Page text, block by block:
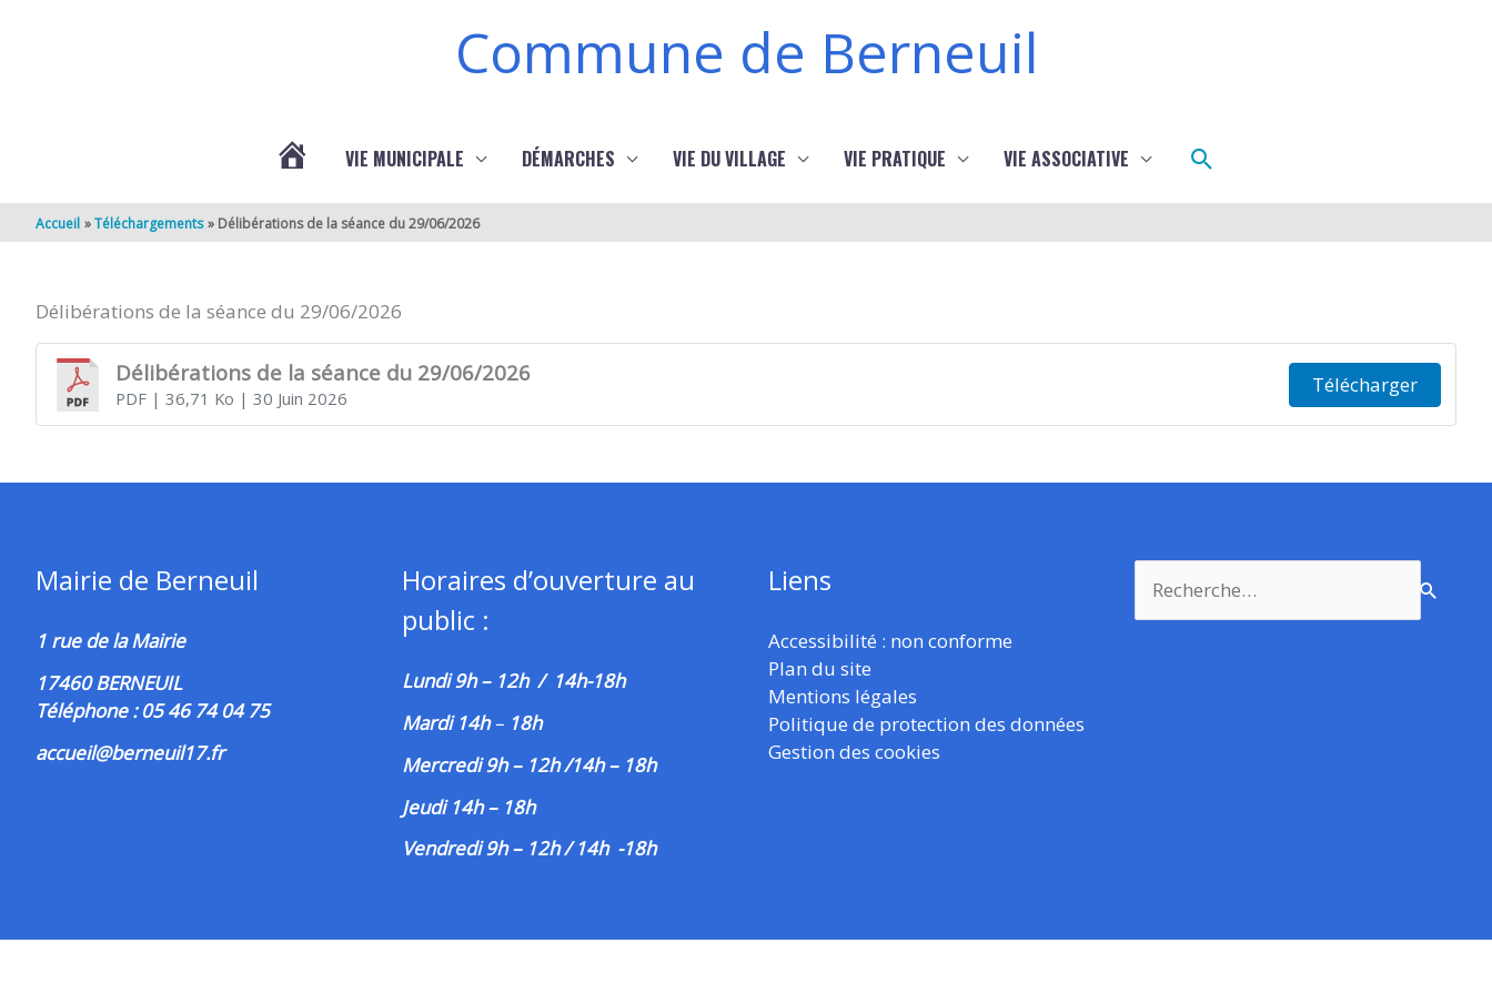
Commune de Berneuil
VIE MUNICIPALE DÉMARCHES VIE DU VILLAGE VIE PRATIQUE VIE ASSOCIATIVE Rechercher
Accueil Téléchargements Délibérations de la séance du 29/06/2026
Délibérations de la séance du 29/06/2026
Délibérations de la séance du 29/06/2026
PDF| 36,71 Ko | 30 Juin 2026
Télécharger
Mairie de Berneuil
1 rue de la Mairie
17460 BERNEUIL
Téléphone : 05 46 74 04 75
accueil@berneuil17.fr
Horaires d’ouverture au
public :
Lundi 9h – 12h / 14h-18h
Mardi 14h– 18h
Mercredi 9h – 12h /14h – 18h
Jeudi 14h – 18h
Vendredi 9h – 12h / 14h -18h
Liens
Accessibilité : non conforme
Plan du site
Mentions légales
Politique de protection des données
Gestion des cookies